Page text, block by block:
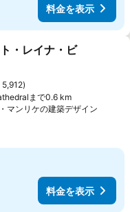
料金を表示
りに追加
・レイナ・ビ
5,912
まで0.6 km
マンリケの建築デザイン
料金を表示